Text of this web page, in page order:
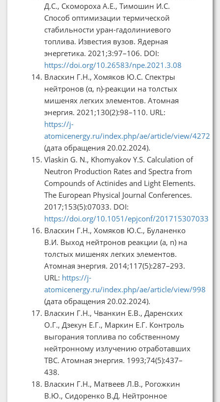
Д.С., Скомороха А.Е., Тимошин И.С.
Способ оптимизации термической
стабильности уран-гадолиниевого
топлива. Известия вузов. Ядерная
энергетика. 2021;3:97–106. DOI:
https://doi.org/10.26583/npe.2021.3.08
Власкин Г.Н., Хомяков Ю.С. Спектры
нейтронов (α, n)-реакции на толстых
мишенях легких элементов. Атомная
энергия. 2021;130(2):98–110. URL:
https://j-
atomicenergy.ru/index.php/ae/article/view/4272
(дата обращения 20.02.2024).
Vlaskin G. N., Khomyakov Y.S. Calculation of
Neutron Production Rates and Spectra from
Compounds of Actinides and Light Elements.
The European Physical Journal Conferences.
2017;153(5):07033. DOI:
https://doi.org/10.1051/epjconf/201715307033
Власкин Г.Н., Хомяков Ю.С., Буланенко
В.И. Выход нейтронов реакции (a, n) на
толстых мишенях легких элементов.
Атомная энергия. 2014;117(5):287–293.
URL: https://j-
atomicenergy.ru/index.php/ae/article/view/998
(дата обращения 20.02.2024).
Власкин Г.Н., Чванкин Е.В., Даренских
О.Г., Дзекун Е.Г., Маркин Е.Г. Контроль
выгорания топлива по собственному
нейтронному излучению отработавших
ТВС. Атомная энергия. 1993;74(5):437–
438.
Власкин Г.Н., Матвеев Л.В., Рогожкин
В.Ю., Сидоренко В.Д. Нейтронное